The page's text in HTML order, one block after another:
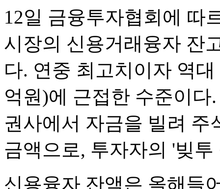
12일 금융투자협회에 따
시장의 신용거래융자 잔
다. 연중 최고치이자 역
억원)에 근접한 수준이
권사에서 자금을 빌려 주
금액으로, 투자자의 '빚
신용융자 잔액은 올해들